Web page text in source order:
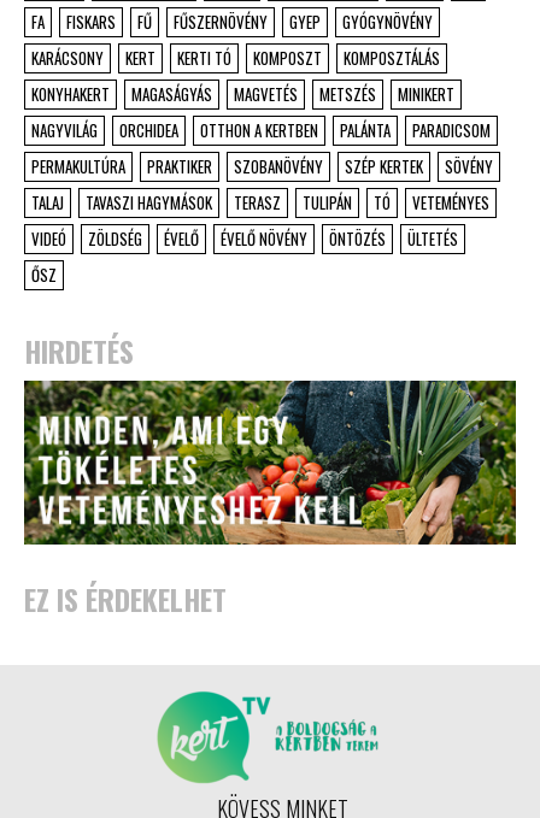
FA
FISKARS FŰ FŰSZERNÖVÉNY GYEP
GYÓGYNÖVÉNY
KARÁCSONY
KERT KERTI TÓ KOMPOSZT
KOMPOSZTÁLÁS
KONYHAKERT
MAGASÁGYÁS MAGVETÉS METSZÉS
MINIKERT
NAGYVILÁG
ORCHIDEA OTTHON A KERTBEN PALÁNTA
PARADICSOM
PERMAKULTÚRA
PRAKTIKER SZOBANÖVÉNY SZÉP KERTEK
SÖVÉNY
TALAJ
TAVASZI HAGYMÁSOK TERASZ TULIPÁN TÓ
VETEMÉNYES
VIDEÓ
ZÖLDSÉG ÉVELŐ ÉVELŐ NÖVÉNY ÖNTÖZÉS
ÜLTETÉS
ŐSZ
HIRDETÉS
EZ IS ÉRDEKELHET
KÖVESS MINKET